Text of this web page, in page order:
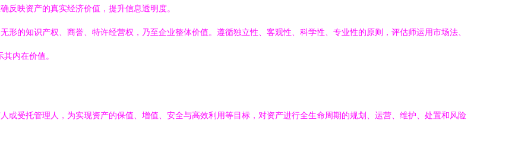
反映资产的真实经济价值，提升信息透明度。
形的知识产权、商誉、特许经营权，乃至企业整体价值。遵循独立性、客观性、科学性、专业性的原则，评估师运用市场法、
内在价值。
或受托管理人，为实现资产的保值、增值、安全与高效利用等目标，对资产进行全生命周期的规划、运营、维护、处置和风险